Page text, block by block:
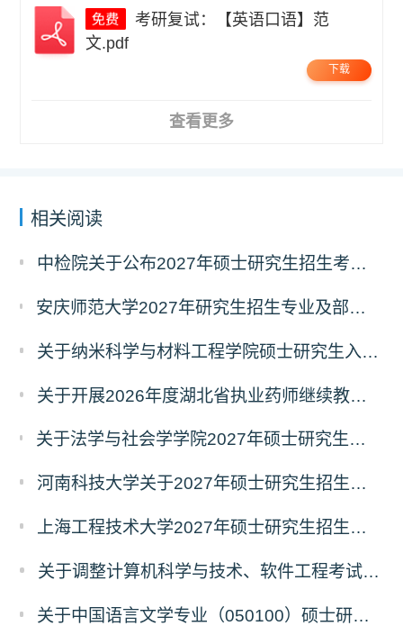
文.pdf
下载
查看更多
相关阅读
中检院关于公布2027年硕士研究生招生考试自命题科目考试大纲（初试）的通知
安庆师范大学2027年研究生招生专业及部分考试自命题科目调整温馨提示（7月23日更新）
关于纳米科学与材料工程学院硕士研究生入学考试（初试）考试科目变更的通知
关于开展2026年度湖北省执业药师继续教育 专业科目网络培训的通告
关于法学与社会学学院2027年硕士研究生招生考试（初试）考试科目及参考书目变更的通知
河南科技大学关于2027年硕士研究生招生考试部分专业初试科目调整的通知
上海工程技术大学2027年硕士研究生招生部分初试科目或参考书目更改清单
关于调整计算机科学与技术、软件工程考试科目的公告
关于中国语言文学专业（050100）硕士研究生招生考试（初试）自命题科目变更的通知